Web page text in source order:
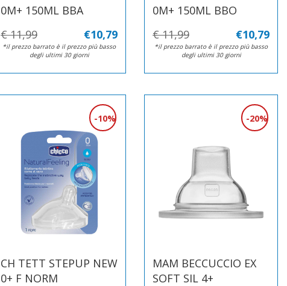
0M+ 150ML BBA
€ 11,99 €10,79
*il prezzo barrato è il prezzo più basso
degli ultimi 30 giorni
0M+ 150ML BBO
€ 11,99 €10,79
*il prezzo barrato è il prezzo più basso
degli ultimi 30 giorni
CH TETT STEPUP NEW
0+ F NORM
10%
MAM BECCUCCIO EX
SOFT SIL 4+
20%